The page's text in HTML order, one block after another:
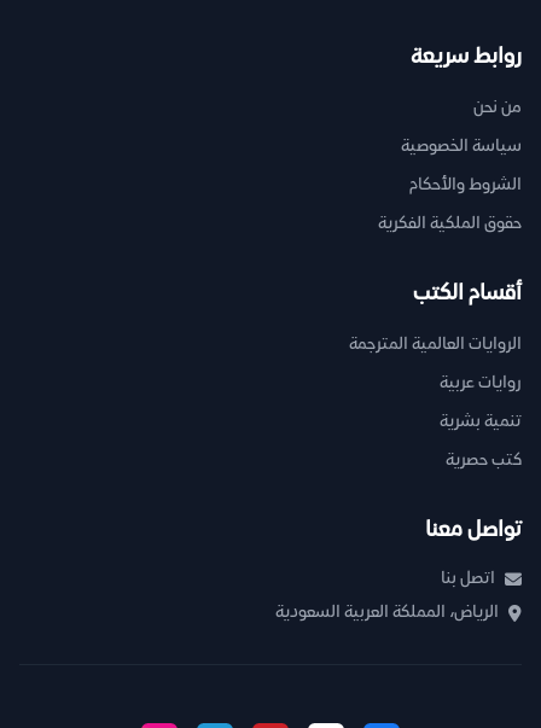
روابط سريعة
من نحن
سياسة الخصوصية
الشروط والأحكام
حقوق الملكية الفكرية
أقسام الكتب
الروايات العالمية المترجمة
روايات عربية
تنمية بشرية
كتب حصرية
تواصل معنا
اتصل بنا
الرياض، المملكة العربية السعودية